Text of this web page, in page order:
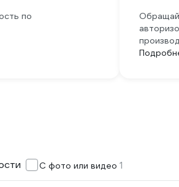
по
С фото или видео 1